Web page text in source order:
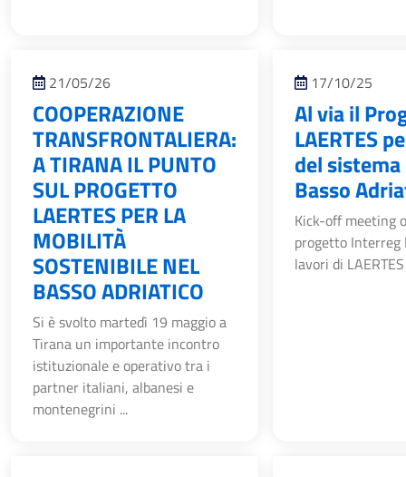
21/05/26
COOPERAZIONE
TRANSFRONTALIERA:
A TIRANA IL PUNTO
SUL PROGETTO
LAERTES PER LA
MOBILITÀ
SOSTENIBILE NEL
BASSO ADRIATICO
Si è svolto martedì 19 maggio a
Tirana un importante incontro
istituzionale e operativo tra i
partner italiani, albanesi e
montenegrini ...
17/10/25
Al via il
LAERTES
del
Basso
Kick-off meeting
progetto
lavori di